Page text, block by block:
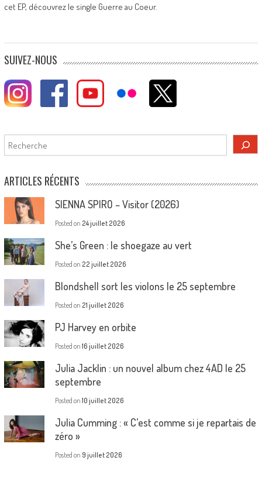
cet EP, découvrez le single Guerre au Coeur.
SUIVEZ-NOUS
Rechercher
ARTICLES RÉCENTS
SIENNA SPIRO – Visitor (2026)
Posted on 24 juillet 2026
She’s Green : le shoegaze au vert
Posted on 22 juillet 2026
Blondshell sort les violons le 25 septembre
Posted on 21 juillet 2026
PJ Harvey en orbite
Posted on 16 juillet 2026
Julia Jacklin : un nouvel album chez 4AD le 25
septembre
Posted on 10 juillet 2026
Julia Cumming : « C’est comme si je repartais de
zéro »
Posted on 9 juillet 2026